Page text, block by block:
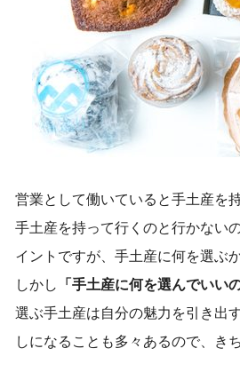
営業として働いていると手土産を
手土産を持って行くのと行かない
イントですが、手土産に何を選ぶ
しかし
「手土産に何を選んでいい
選ぶ手土産は自分の魅力を引き出
しになることも多々あるので、き